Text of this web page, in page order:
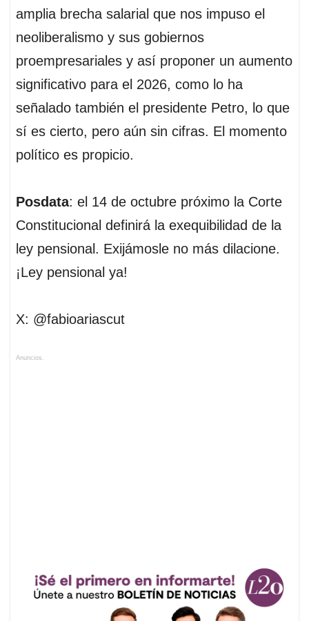
amplia brecha salarial que nos impuso el
neoliberalismo y sus gobiernos
proempresariales y así proponer un aumento
significativo para el 2026, como lo ha
señalado también el presidente Petro, lo que
sí es cierto, pero aún sin cifras. El momento
político es propicio.
Posdata: el 14 de octubre próximo la Corte
Constitucional definirá la exequibilidad de la
ley pensional. Exijámosle no más dilacione.
¡Ley pensional ya!
X: @fabioariascut
Anuncios.